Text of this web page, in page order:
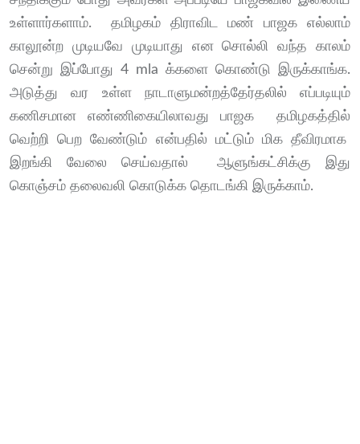
உள்ளார்களாம். தமிழகம் திராவிட மண் பாஜக எல்லாம்
காலூன்ற முடியவே முடியாது என சொல்லி வந்த காலம்
சென்று இப்போது 4 mla க்களை கொண்டு இருக்காங்க.
அடுத்து வர உள்ள நாடாளுமன்றத்தேர்தலில் எப்படியும்
கணிசமான எண்ணிகையிலாவது பாஜக தமிழகத்தில்
வெற்றி பெற வேண்டும் என்பதில் மட்டும் மிக தீவிரமாக
இறங்கி வேலை செய்வதால் ஆளுங்கட்சிக்கு இது
கொஞ்சம் தலைவலி கொடுக்க தொடங்கி இருக்காம்.